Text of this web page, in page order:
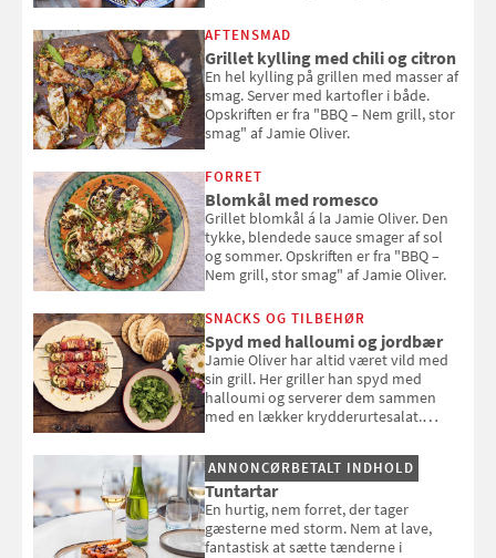
selvstændigt måltid. Opskriften er fra
Louisa Lorangs kogebog "Salat".
AFTENSMAD
Grillet kylling med chili og citron
En hel kylling på grillen med masser af
smag. Server med kartofler i både.
Opskriften er fra "BBQ – Nem grill, stor
smag" af Jamie Oliver.
FORRET
Blomkål med romesco
Grillet blomkål á la Jamie Oliver. Den
tykke, blendede sauce smager af sol
og sommer. Opskriften er fra "BBQ –
Nem grill, stor smag" af Jamie Oliver.
SNACKS OG TILBEHØR
Spyd med halloumi og jordbær
Jamie Oliver har altid været vild med
sin grill. Her griller han spyd med
halloumi og serverer dem sammen
med en lækker krydderurtesalat.
smag" af Jamie Oliver.
ANNONCØRBETALT INDHOLD
Tuntartar
En hurtig, nem forret, der tager
gæsterne med storm. Nem at lave,
fantastisk at sætte tænderne i